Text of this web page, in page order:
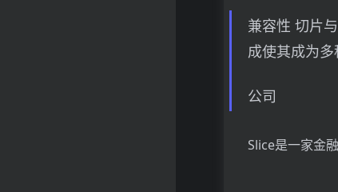
兼容性 切片
成使其成为多
公司
Slice是一家金